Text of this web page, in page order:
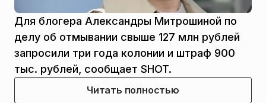
Для блогера Александры Митрошиной по
делу об отмывании свыше 127 млн рублей
запросили три года колонии и штраф 900
тыс. рублей, сообщает SHOT.
Читать полностью